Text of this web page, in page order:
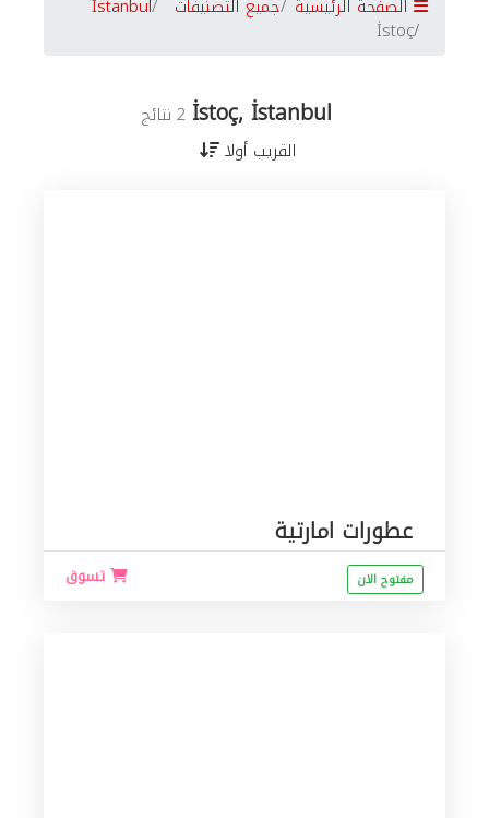
الصفحة الرئيسية جميع التصنيفات İstanbul
İstoç
İstoç, İstanbul 2 نتائج
القريب أولا
عطورات امارتية
تسوق مفتوح الان